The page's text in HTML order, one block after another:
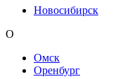
Новосибирск
О
Омск
Оренбург